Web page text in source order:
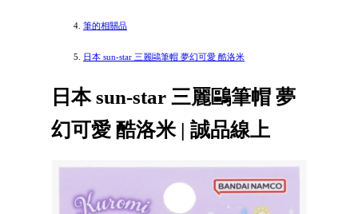
筆的相關品
日本 sun-star 三麗鷗筆帽 夢幻可愛 酷洛米
日本 sun-star 三麗鷗筆帽 夢
幻可愛 酷洛米 | 誠品線上